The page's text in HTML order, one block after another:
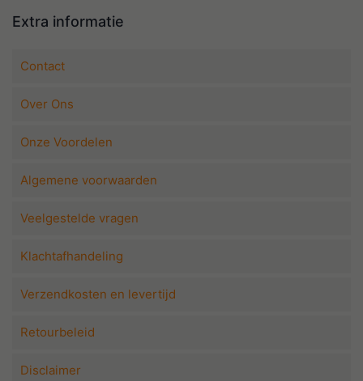
Extra informatie
Contact
Over Ons
Onze Voordelen
Algemene voorwaarden
Veelgestelde vragen
Klachtafhandeling
Verzendkosten en levertijd
Retourbeleid
Disclaimer